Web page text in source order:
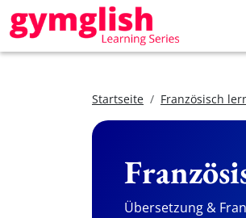
Startseite Französisch
Übersetzung &